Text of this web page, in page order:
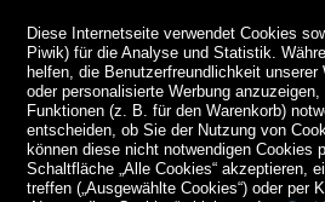
Diese Internetseite verwendet Cookies
Piwik) für die Analyse und Statistik.
helfen, die Benutzerfreundlichkeit
oder personalisierte Werbung
Funktionen (z. B. für den Warenkorb)
entscheiden, ob Sie der Nutzung von
können diese nicht notwendigen Cookies
Schaltfläche „Alle Cookies“ akzeptieren,
treffen („Ausgewählte Cookies“) oder per